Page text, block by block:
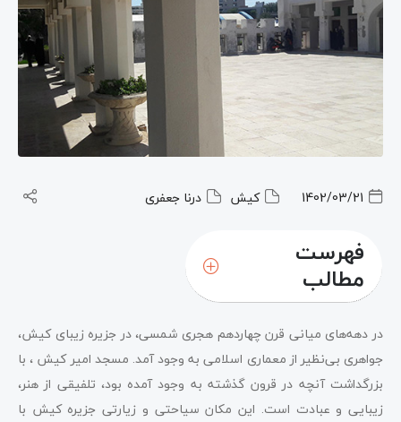
1402/03/21 کیش درنا جعفری
فهرست
مطالب
در دهه‌های میانی قرن چهاردهم هجری شمسی، در جزیره زیبای کیش،
جواهری بی‌نظیر از معماری اسلامی به وجود آمد. مسجد امیر کیش ، با
بزرگداشت آنچه در قرون گذشته به وجود آمده بود، تلفیقی از هنر،
زیبایی و عبادت است. این مکان سیاحتی و زیارتی جزیره کیش با